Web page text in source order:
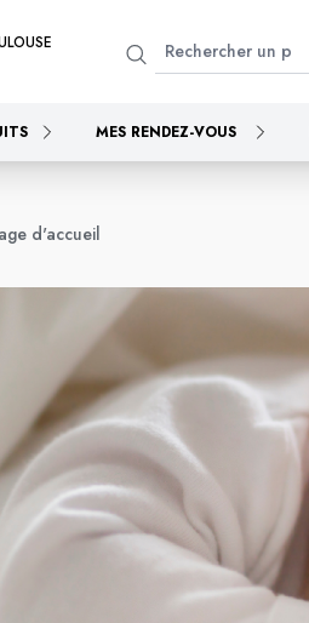
MES RENDEZ-VOUS
d'accueil